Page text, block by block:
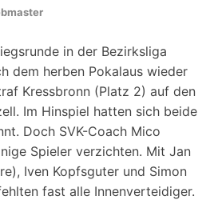
in der Bezirksliga
dem herben Pokalaus wieder
Kressbronn (Platz 2) auf den
Im Hinspiel hatten sich beide
Doch SVK-Coach Mico
Spieler verzichten. Mit Jan
Iven Kopfsguter und Simon
fast alle Innenverteidiger.